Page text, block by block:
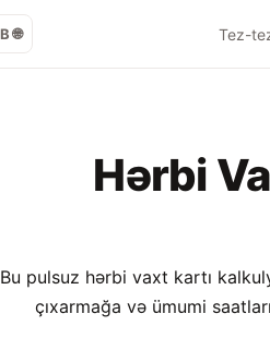
Tez-
🌐 AZB
Hərbi
Bu pulsuz hərbi vaxt kartı
çıxarmağa və ümumi